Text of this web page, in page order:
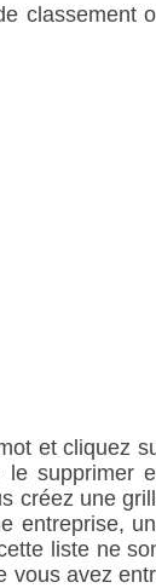
classement
et cliquez
le supprimer
créez une
entreprise,
liste ne
vous avez